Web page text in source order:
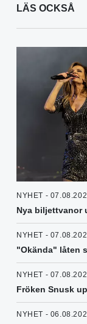
LÄS OCKSÅ
NYHET -
Nya biljettvanor
NYHET -
"Okända" låten
NYHET -
Fröken Snusk
NYHET -